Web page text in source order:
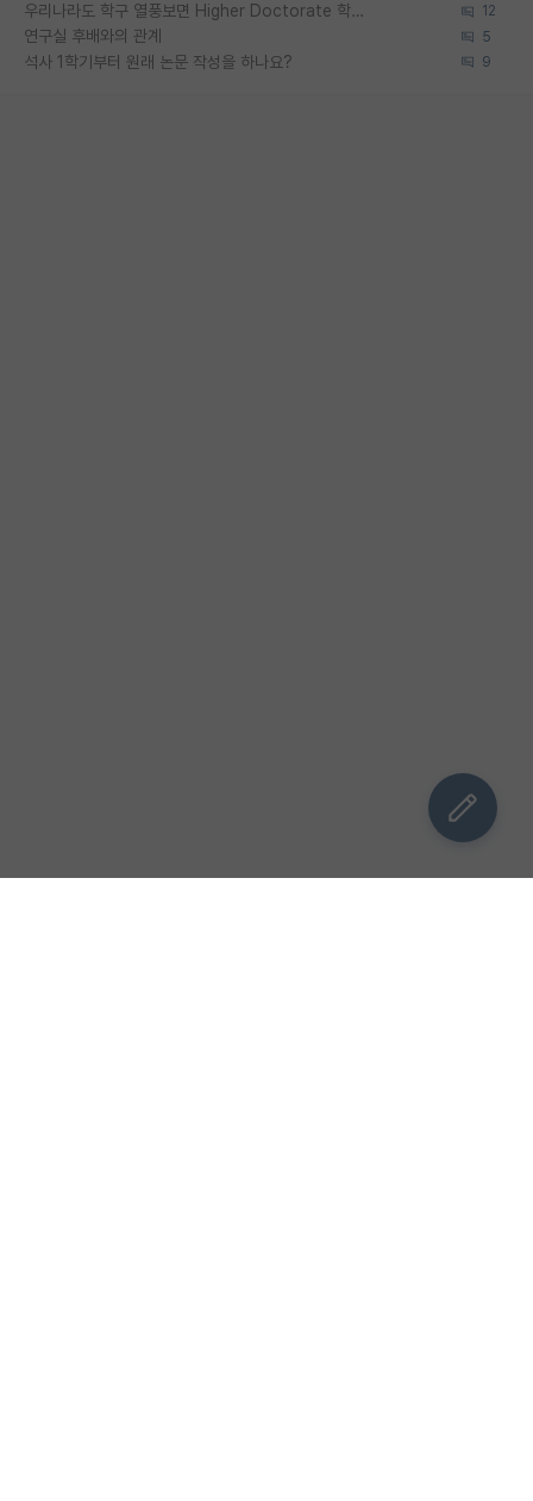
우리나라도 학구 열풍보면 Higher Doctorate 학위가 필요하다고 봅니다. 12
연구실 후배와의 관계 5
석사 1학기부터 원래 논문 작성을 하나요? 9